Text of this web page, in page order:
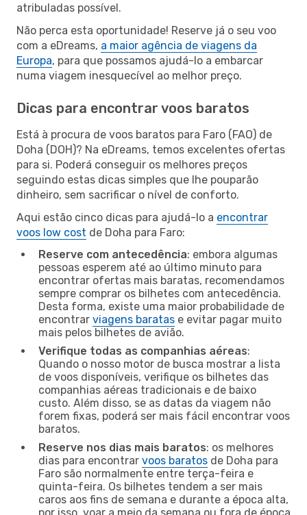
atribuladas possível.
Não perca esta oportunidade! Reserve já o seu voo
com a eDreams, a maior agência de viagens da
Europa, para que possamos ajudá-lo a embarcar
numa viagem inesquecível ao melhor preço.
Dicas para encontrar voos baratos
Está à procura de voos baratos para Faro (FAO) de
Doha (DOH)? Na eDreams, temos excelentes ofertas
para si. Poderá conseguir os melhores preços
seguindo estas dicas simples que lhe pouparão
dinheiro, sem sacrificar o nível de conforto.
Aqui estão cinco dicas para ajudá-lo a encontrar
voos low cost de Doha para Faro:
Reserve com antecedência: embora algumas
pessoas esperem até ao último minuto para
encontrar ofertas mais baratas, recomendamos
sempre comprar os bilhetes com antecedência.
Desta forma, existe uma maior probabilidade de
encontrar viagens baratas e evitar pagar muito
mais pelos bilhetes de avião.
Verifique todas as companhias aéreas:
Quando o nosso motor de busca mostrar a lista
de voos disponíveis, verifique os bilhetes das
companhias aéreas tradicionais e de baixo
custo. Além disso, se as datas da viagem não
forem fixas, poderá ser mais fácil encontrar voos
baratos.
Reserve nos dias mais baratos: os melhores
dias para encontrar voos baratos de Doha para
Faro são normalmente entre terça-feira e
quinta-feira. Os bilhetes tendem a ser mais
caros aos fins de semana e durante a época alta,